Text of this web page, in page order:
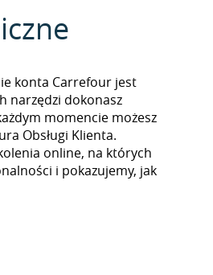
konta Carrefour jest
narzędzi dokonasz
momencie możesz
Obsługi Klienta.
online, na których
i pokazujemy, jak